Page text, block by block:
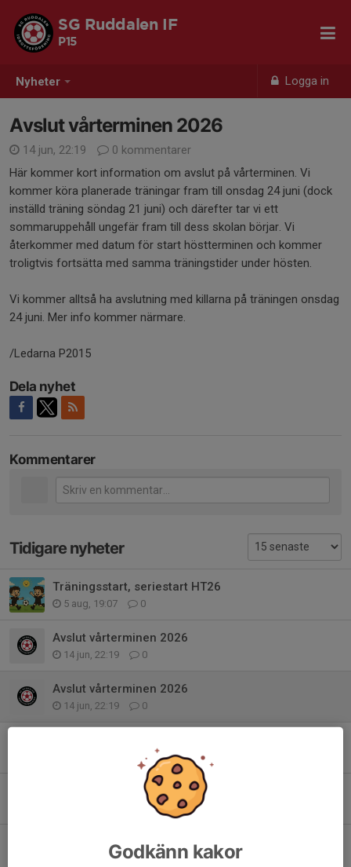
Nyheter Logga in
SG Ruddalen IF
P15
Avslut vårterminen 2026
14 jun, 22:19
0 kommentarer
Här kommer kort information om avslut på vårterminen. Vi
kommer köra planerade träningar fram till onsdag 24 juni (dock
inställd träning söndag 21 juni) och därefter tar vi ett
sommaruppehåll ungefär fram till dess skolan börjar. Vi
återkommer med datum för start höstterminen och kommer
troligtvis fortsätta med samma träningstider under hösten.
Vi kommer alltså ha avslutning med killarna på träningen onsdag
24 juni. Mer info kommer närmare.
/Ledarna P2015
Dela nyhet
Kommentarer
Tidigare nyheter
Träningsstart, seriestart HT26
5 aug, 19:07 0
Avslut vårterminen 2026
14 jun, 22:19 0
Avslut vårterminen 2026
14 jun, 22:19 0
Sista seriematcherna 7 juni
INSTÄLLD TRÄNING SÖNDAG 31/5
27 maj, 21:18 1
Godkänn kakor